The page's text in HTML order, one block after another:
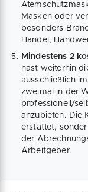
Masken oder
besonders
Handel,
Mindestens 2
hast weiterhin
ausschließlich
zweimal in der
professionell/
anzubieten. Die
erstattet,
der
Arbeitgeber.